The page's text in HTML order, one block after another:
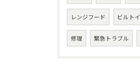
レンジフード ビルト
修理 緊急トラブル